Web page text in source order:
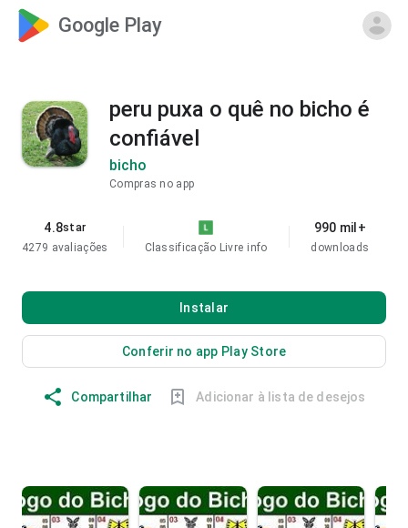
Google Play
peru puxa o quê no bicho é
confiável
bicho
Compras no app
4.8star
4279 avaliações
Classificação Livre info
990 mil+
downloads
Instalar
Conferir no app Play Store
Compartilhar Adicionar à lista de desejos